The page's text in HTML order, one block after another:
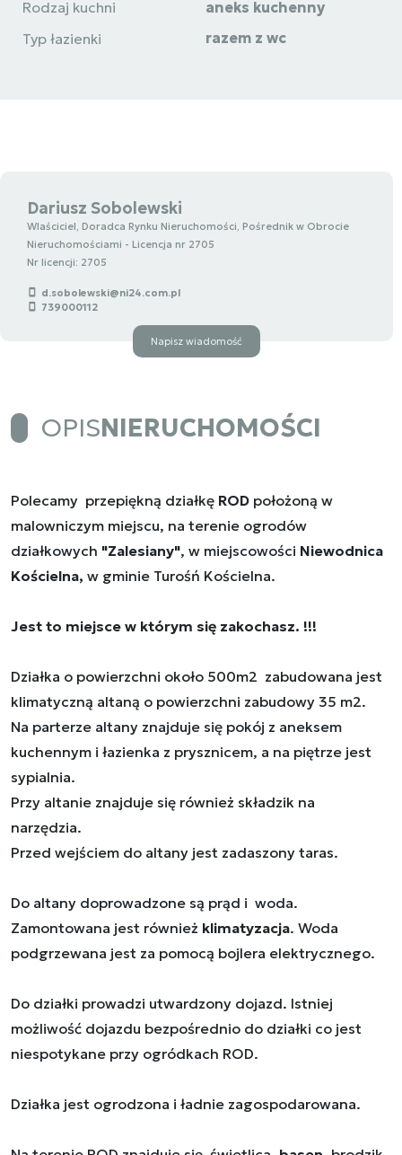
Rodzaj kuchni
aneks kuchenny
Typ łazienki
razem z wc
Dariusz Sobolewski
Wlaściciel, Doradca Rynku Nieruchomości, Pośrednik w Obrocie
Nieruchomościami - Licencja nr 2705
Nr licencji: 2705
d.sobolewski@ni24.com.pl
739000112
Napisz wiadomość
OPISNIERUCHOMOŚCI
Polecamy przepiękną działkę ROD położoną w
malowniczym miejscu, na terenie ogrodów
działkowych "Zalesiany", w miejscowości Niewodnica
Kościelna, w gminie Turośń Kościelna.
Jest to miejsce w którym się zakochasz. !!!
Działka o powierzchni około 500m2 zabudowana jest
klimatyczną altaną o powierzchni zabudowy 35 m2.
Na parterze altany znajduje się pokój z aneksem
kuchennym i łazienka z prysznicem, a na piętrze jest
sypialnia.
Przy altanie znajduje się również składzik na
narzędzia.
Przed wejściem do altany jest zadaszony taras.
Do altany doprowadzone są prąd i woda.
Zamontowana jest również klimatyzacja. Woda
podgrzewana jest za pomocą bojlera elektrycznego.
Do działki prowadzi utwardzony dojazd. Istniej
możliwość dojazdu bezpośrednio do działki co jest
niespotykane przy ogródkach ROD.
Działka jest ogrodzona i ładnie zagospodarowana.